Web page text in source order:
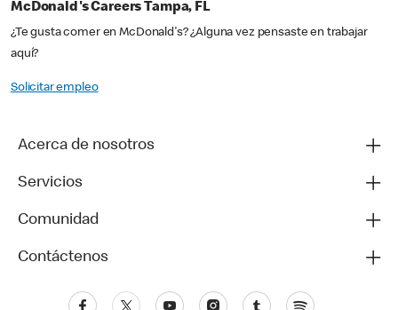
McDonald's Careers Tampa, FL
¿Te gusta comer en McDonald's? ¿Alguna vez pensaste en trabajar
aquí?
Solicitar empleo
Acerca de nosotros
Servicios
Comunidad
Contáctenos